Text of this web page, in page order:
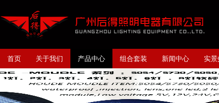
首页 关于我们 产品中心 组合套装 新闻中心 实